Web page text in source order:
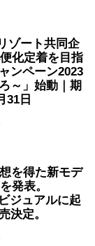
ゾート共同企
化定着を目指
ンペーン2023
～」始動｜期
31日
を得た新モデ
発表。
ジュアルに起
決定。